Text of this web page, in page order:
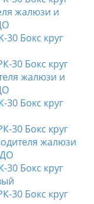
Бокс круг
Бокс круг
Бокс круг